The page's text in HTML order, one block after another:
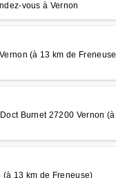
vous à Vernon
(à 13 km de
Burnet 27200 Vernon
13 km de Freneuse)